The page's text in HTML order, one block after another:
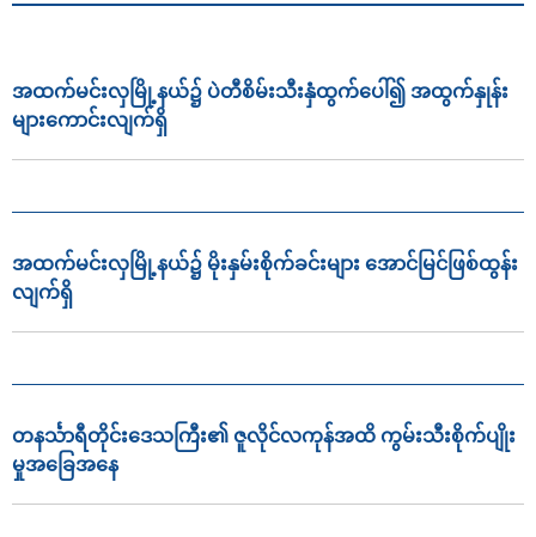
အထက်မင်းလှမြို့နယ်၌ ပဲတီစိမ်းသီးနှံထွက်ပေါ်၍ အထွက်နှုန်း
များကောင်းလျက်ရှိ
အထက်မင်းလှမြို့နယ်၌ မိုးနှမ်းစိုက်ခင်းများ အောင်မြင်ဖြစ်ထွန်း
လျက်ရှိ
တနင်္သာရီတိုင်းဒေသကြီး၏ ဇူလိုင်လကုန်အထိ ကွမ်းသီးစိုက်ပျိုး
မှုအခြေအနေ